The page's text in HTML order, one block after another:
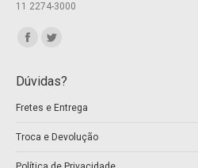
11 2274-3000
Encontre-nos em:
opens
in
opens
in
Dúvidas?
Fretes e Entrega
Troca e Devolução